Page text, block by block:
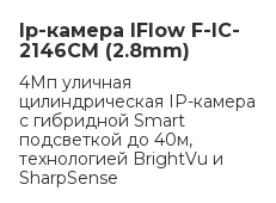
Ip-камера IFlow F-IC-
2146CM (2.8mm)
4Мп уличная
цилиндрическая IP-камера
с гибридной Smart
подсветкой до 40м,
технологией BrightVu и
SharpSense